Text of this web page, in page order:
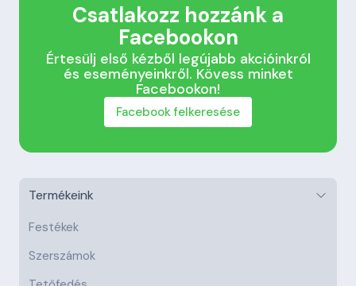
Csatlakozz hozzánk a
Facebookon
Értesülj első kézből legújabb akcióinkról
és eseményeinkről. Kövess minket
Facebookon!
Facebook felkeresése
Termékeink
Festékek
Szerszámok